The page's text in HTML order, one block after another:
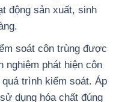
động sản xuất, sinh
soát côn trùng được
nghiệm phát hiện côn
trình kiểm soát. Áp
dụng hóa chất đúng